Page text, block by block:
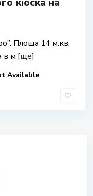
кіоска на
Площа 14 м.кв.
в м [ще]
Available